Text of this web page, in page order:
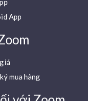
App
mua hàng